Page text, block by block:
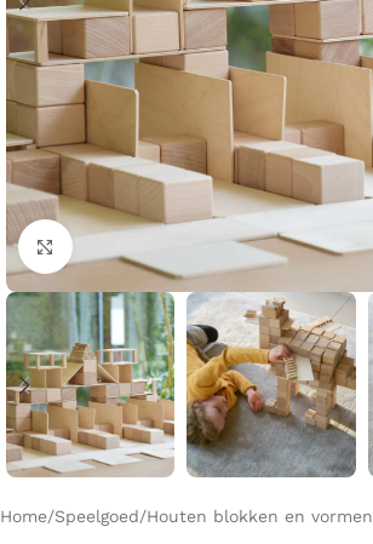
Klik om te vergroten
Home/Speelgoed/Houten blokken en vormen